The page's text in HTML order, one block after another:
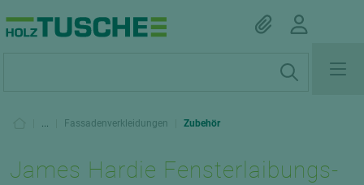
... Fassadenverkleidungen Zubehör
James Hardie Fensterlaibungs-